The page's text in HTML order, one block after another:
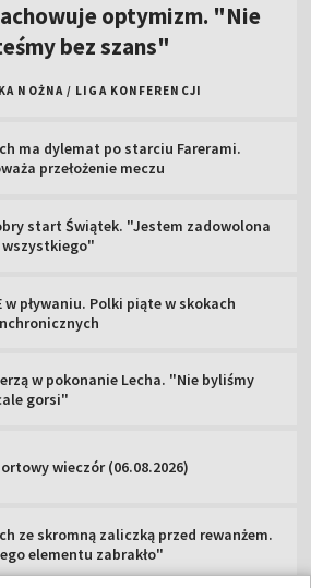
optymizm. "Nie
bez szans"
NOŻNA / LIGA KONFERENCJI
ma dylemat po starciu Farerami.
przełożenie meczu
start Świątek. "Jestem zadowolona
wszystkiego"
w pływaniu. Polki piąte w skokach
w pokonanie Lecha. "Nie byliśmy
gorsi"
wieczór (06.08.2026)
ze skromną zaliczką przed rewanżem.
elementu zabrakło"